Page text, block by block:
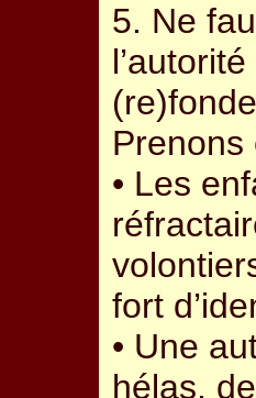
5. Ne
• Les
fort
• Une
hélas,